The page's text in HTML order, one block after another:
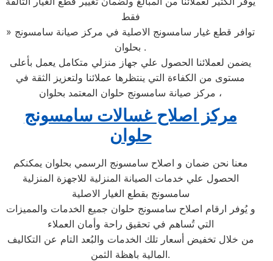
فقط
» توافر قطع غيار سامسونج الاصلية في مركز صيانة سامسونج
بحلوان .
يضمن لعملائنا الحصول علي جهاز منزلي متكامل يعمل بأعلى
مستوى من الكفاءة التي ينتظرها عملائنا ولتعزيز الثقة في
مركز صيانة سامسونج حلوان المعتمد بحلوان ،
مركز اصلاح غسالات سامسونج
حلوان
معنا نحن ضمان و اصلاح سامسونج الرسمي بحلوان يمكنكم
الحصول علي خدمات الصيانة المنزلية للاجهزة المنزلية
سامسونج بقطع الغيار الاصلية
و يُوفر ارقام اصلاح سامسونج حلوان جميع الخدمات والمميزات
التي تُساهم في تحقيق راحة وأمان العملاء
من خلال تخفيض أسعار تلك الخدمات والبُعد التام عن التكاليف
المالية باهظة الثمن.